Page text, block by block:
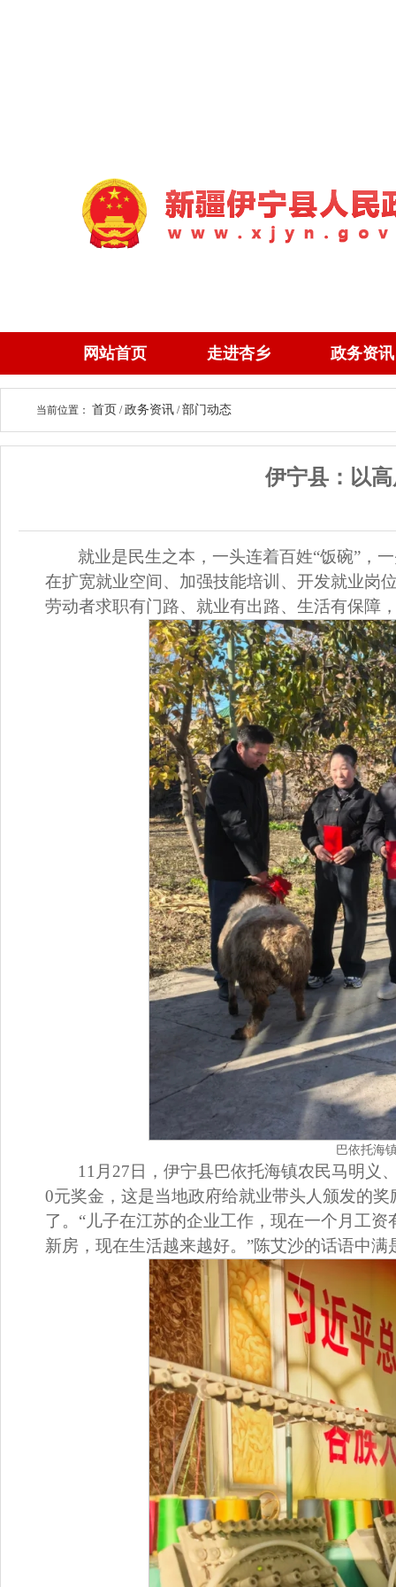
网站首页 走进杏乡 政务资讯
当前位置： 首页 /政务资讯 /部门动态
伊宁县：以
就业是民生之本，一头连着百姓“饭碗”，
在扩宽就业空间、加强技能培训、开发就业岗
劳动者求职有门路、就业有出路、生活有保障
巴依托海
11月27日，伊宁县巴依托海镇农民马明义
0元奖金，这是当地政府给就业带头人颁发的
了。“儿子在江苏的企业工作，现在一个月工
新房，现在生活越来越好。”陈艾沙的话语中满